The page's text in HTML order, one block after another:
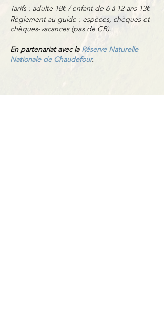
Tarifs : adulte 18€ / enfant de 6 à 12 ans 13€
Règlement au guide : espèces, chèques et
chèques-vacances (pas de CB).
En partenariat avec la Réserve Naturelle
Nationale de Chaudefour.